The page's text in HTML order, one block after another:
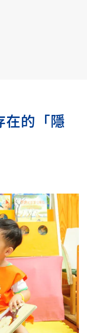
在的「隱